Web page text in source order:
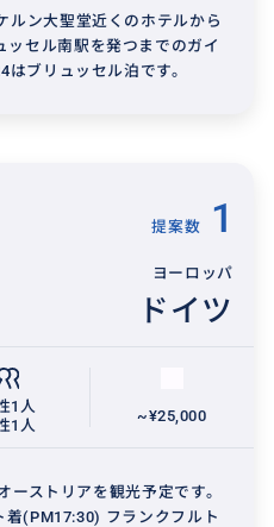
ルン大聖堂近くのホテルから
セル南駅を発つまでのガイ
ブリュッセル泊です。
提案数 1
ヨーロッパ
ドイツ
1人
1人
~¥25,000
ストリアを観光予定です。
(PM17:30) フランクフルト